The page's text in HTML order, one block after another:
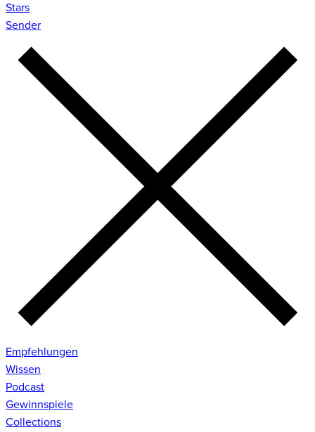
Stars
Sender
Empfehlungen
Wissen
Podcast
Gewinnspiele
Collections